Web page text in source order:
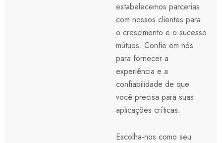
estabelecemos parcerias
com nossos clientes para
o crescimento e o sucesso
mútuos. Confie em nós
para fornecer a
experiência e a
confiabilidade de que
você precisa para suas
aplicações críticas.
Escolha-nos como seu